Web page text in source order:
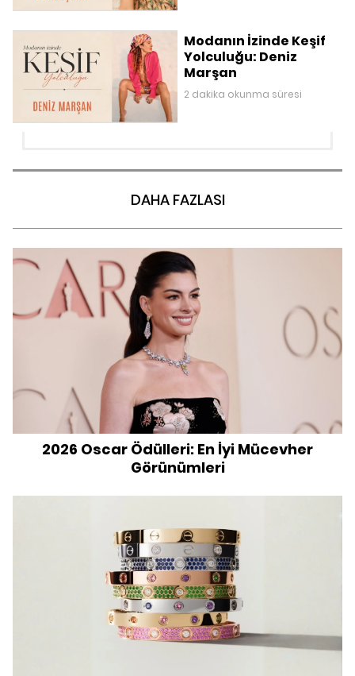
Modanın İzinde Keşif
Yolculuğu: Deniz
Marşan
2 dakika okunma süresi
DAHA FAZLASI
2026 Oscar Ödülleri: En İyi Mücevher
Görünümleri